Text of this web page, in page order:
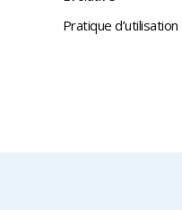
Pratique d’utilisation